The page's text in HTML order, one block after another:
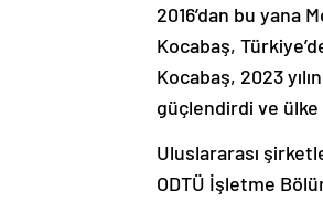
2016’dan bu yana
Kocabaş,
Kocabaş, 2023
güçlendirdi ve ülke
Uluslararası
ODTÜ İşletme